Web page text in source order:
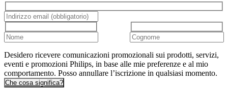
Desidero ricevere comunicazioni promozionali sui prodotti, servizi,
eventi e promozioni Philips, in base alle mie preferenze e al mio
comportamento. Posso annullare l’iscrizione in qualsiasi momento.
Che cosa significa?